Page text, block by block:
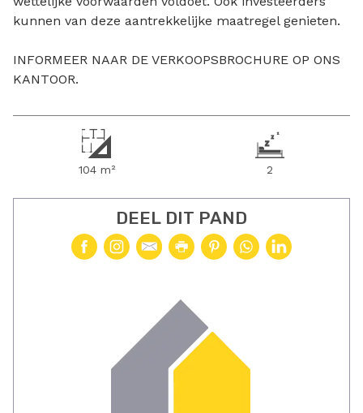
kunnen van deze aantrekkelijke maatregel genieten.
INFORMEER NAAR DE VERKOOPSBROCHURE OP ONS
KANTOOR.
104 m² 2
DEEL DIT PAND